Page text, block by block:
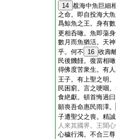
14 覩海中魚巨細
之命。即自投海大
爲鯨魚之王。身有
更相呑噉。魚即蕩
數月而魚猶活。天
乎。何不
16 收壽
民後饑饉。復當相
得佛度苦衆生。有
王子。有上聖之明
民困窮。言之哽咽
食絶獻。頓首悔過
願喪吾命惠民雨澤。
子遭聖父之喪。精
人來其國界。王聞
心穢行濁。不合三